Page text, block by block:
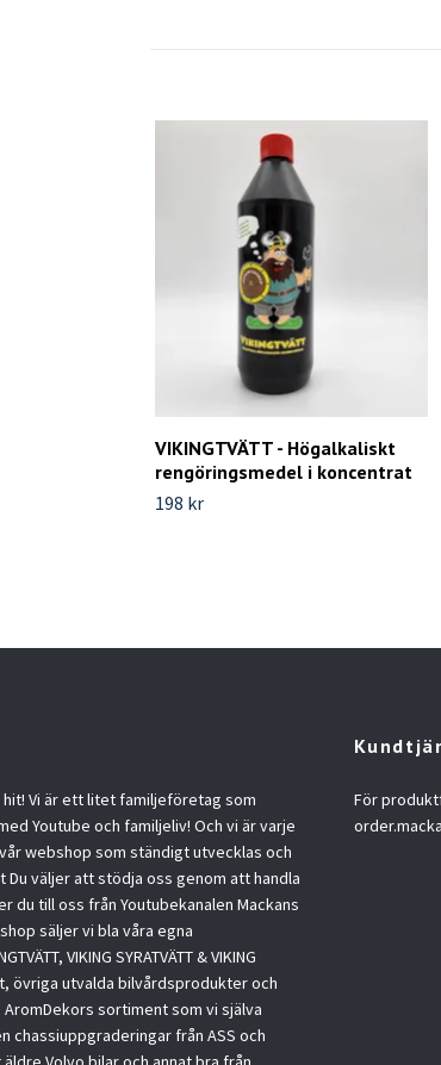
VIKINGTVÄTT - Högalkaliskt
rengöringsmedel i koncentrat
198 kr
Vi är ett litet familjeföretag som
Youtube och familjeliv! Och vi är varje
webshop som ständigt utvecklas och
Du väljer att stödja oss genom att handla
du till oss från Youtubekanalen Mackans
säljer vi bla våra egna
VIKING SYRATVÄTT & VIKING
övriga utvalda bilvårdsprodukter och
sortiment som vi själva
chassiuppgraderingar från ASS och
För